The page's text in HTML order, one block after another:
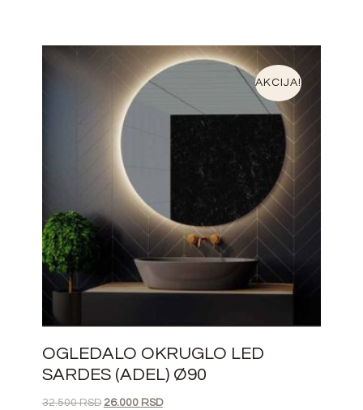
AKCIJA!
OGLEDALO OKRUGLO LED
SARDES (ADEL) Ø90
32.500RSD 26.000 RSD